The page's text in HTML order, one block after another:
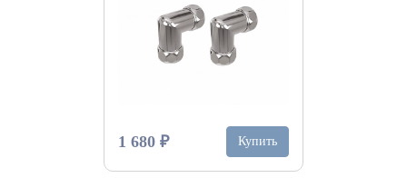
1 680 ₽ Купить